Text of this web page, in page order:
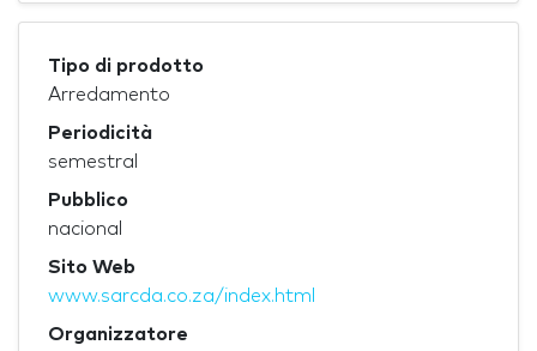
Tipo di prodotto
Arredamento
Periodicità
semestral
Pubblico
nacional
Sito Web
www.sarcda.co.za/index.html
Organizzatore